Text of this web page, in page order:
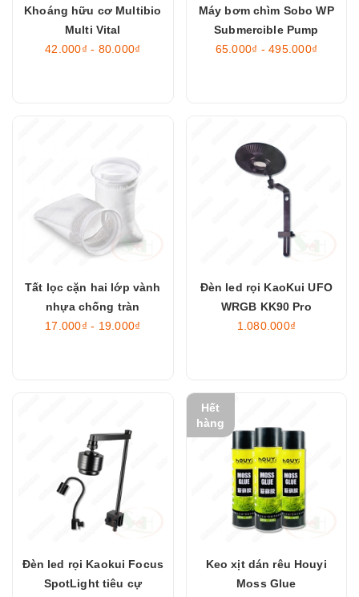
Khoáng hữu cơ Multibio
Multi Vital
42.000₫ - 80.000₫
Máy bơm chìm Sobo WP
Submercible Pump
65.000₫ - 495.000₫
Tất lọc cặn hai lớp vành
nhựa chống tràn
17.000₫ - 19.000₫
Đèn led rọi KaoKui UFO
WRGB KK90 Pro
1.080.000₫
Đèn led rọi Kaokui Focus
SpotLight tiêu cự
Hết
hàng
Keo xịt dán rêu Houyi
Moss Glue